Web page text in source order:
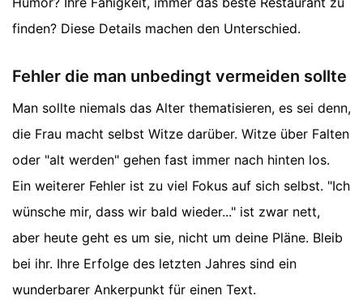
finden? Diese Details machen den Unterschied.
Fehler die man unbedingt vermeiden sollte
Man sollte niemals das Alter thematisieren, es sei denn,
die Frau macht selbst Witze darüber. Witze über Falten
oder "alt werden" gehen fast immer nach hinten los.
Ein weiterer Fehler ist zu viel Fokus auf sich selbst. "Ich
wünsche mir, dass wir bald wieder..." ist zwar nett,
aber heute geht es um sie, nicht um deine Pläne. Bleib
bei ihr. Ihre Erfolge des letzten Jahres sind ein
wunderbarer Ankerpunkt für einen Text.